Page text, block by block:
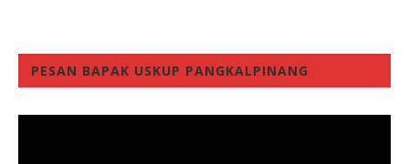
PESAN BAPAK USKUP PANGKALPINANG